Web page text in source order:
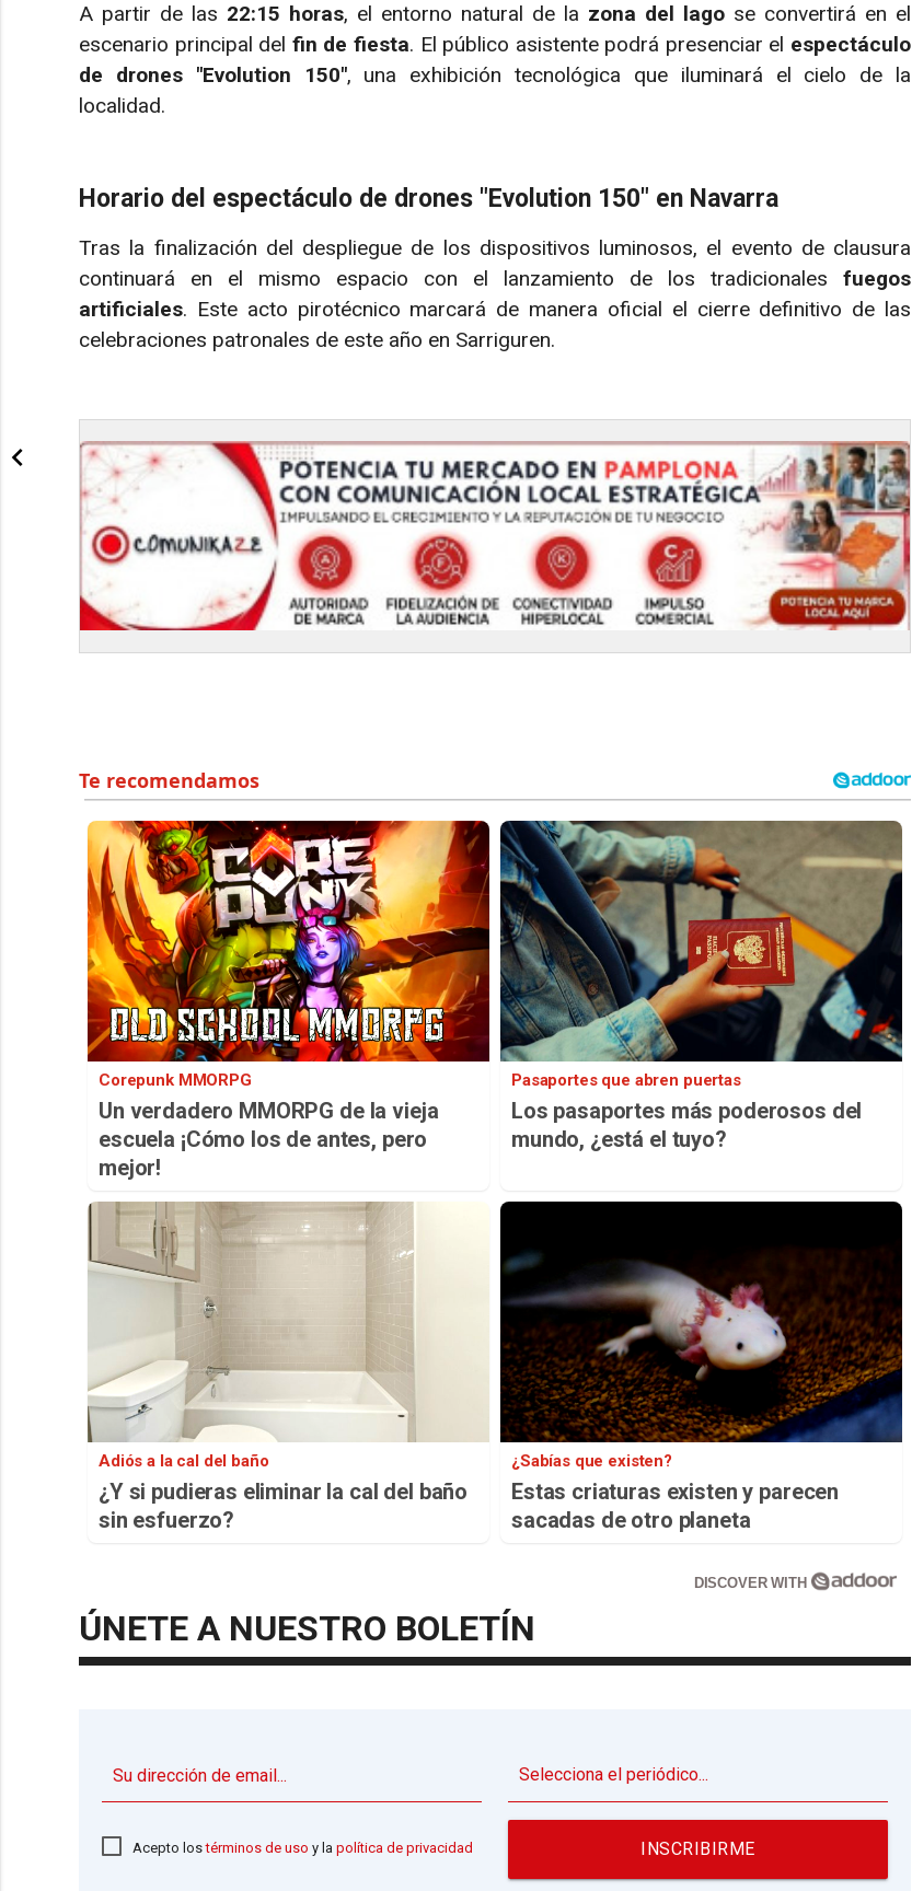
A partir de las 22:15 horas, el entorno natural de la zona del lago se convertirá en el
escenario principal del fin de fiesta. El público asistente podrá presenciar el espectáculo
de drones "Evolution 150", una exhibición tecnológica que iluminará el cielo de la
localidad.
Horario del espectáculo de drones "Evolution 150" en Navarra
Tras la finalización del despliegue de los dispositivos luminosos, el evento de clausura
continuará en el mismo espacio con el lanzamiento de los tradicionales fuegos
artificiales. Este acto pirotécnico marcará de manera oficial el cierre definitivo de las
celebraciones patronales de este año en Sarriguren.
Corepunk MMORPG
Un verdadero MMORPG de la vieja
escuela ¡Cómo los de antes, pero
mejor!
Pasaportes que abren puertas
Los pasaportes más poderosos del
mundo, ¿está el tuyo?
Adiós a la cal del baño
¿Y si pudieras eliminar la cal del baño
sin esfuerzo?
¿Sabías que existen?
Estas criaturas existen y parecen
sacadas de otro planeta
DISCOVER WITH
ÚNETE A NUESTRO BOLETÍN
Acepto lostérminos de uso y la política de privacidad INSCRIBIRME